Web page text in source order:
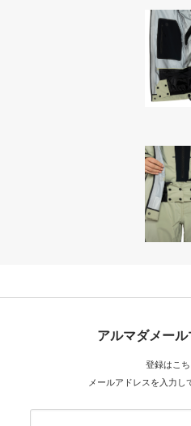
アルマダメー
登録はこ
メールアドレスを入力し